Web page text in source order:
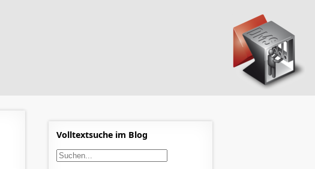
Volltextsuche im Blog